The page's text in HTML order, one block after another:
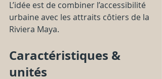
L’idée est de combiner l’accessibilité
urbaine avec les attraits côtiers de la
Riviera Maya.
Caractéristiques &
unités